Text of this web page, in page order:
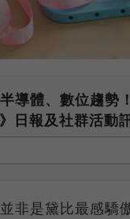
導體、數位趨勢
日報及社群活動
非是黛比最感驕